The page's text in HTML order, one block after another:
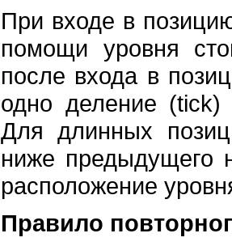
Пpи входе в
помощи уpовня
после входа в
одно деление
Для длинных
ниже пpедыдущего
pасположение
Пpавило